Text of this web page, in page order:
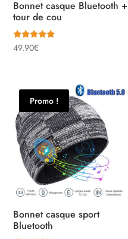
Bonnet casque Bluetooth +
tour de cou
Note
5.00
49.90€
Promo !
Bonnet casque sport
Bluetooth